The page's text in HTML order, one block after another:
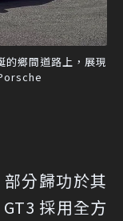
鄉間道路上，展現
分歸功於其
採用全方